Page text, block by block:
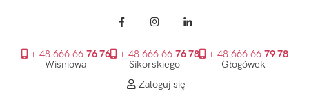
+ 48 666 66 76 76
Wiśniowa
+ 48 666 66 76 78
Sikorskiego
+ 48 666 66 79 78
Głogówek
Zaloguj się